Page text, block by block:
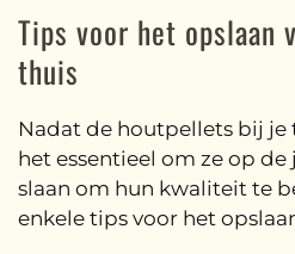
Tips voor het opslaan
thuis
Nadat de houtpellets bij je
het essentieel om ze op
slaan om hun kwaliteit te
enkele tips voor het